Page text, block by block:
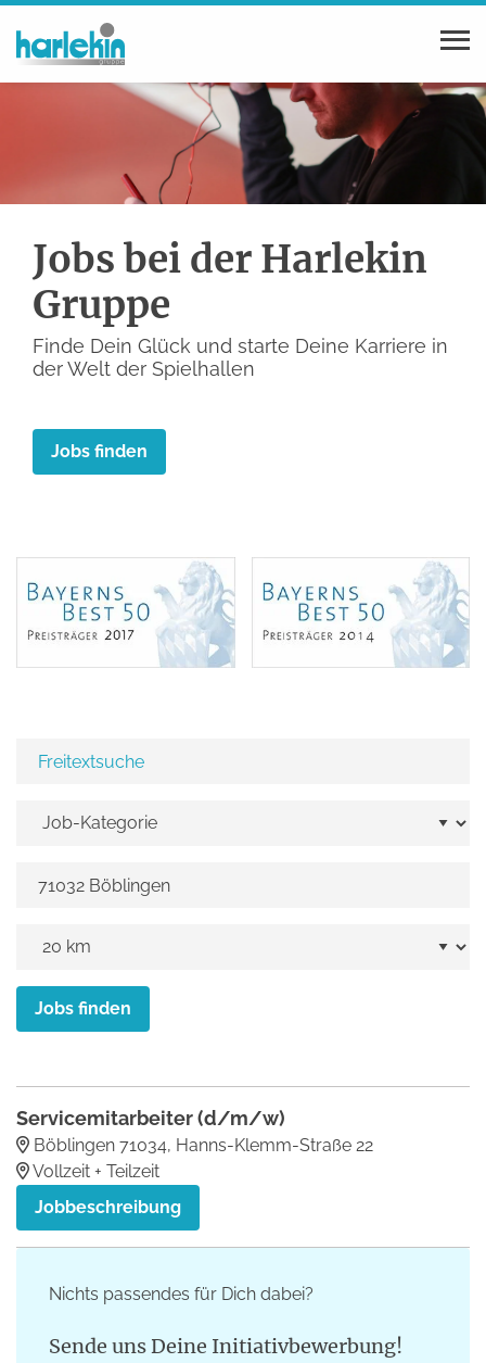
Jobs bei der Harlekin
Gruppe
Finde Dein Glück und starte Deine Karriere in
der Welt der Spielhallen
Jobs finden
Jobs finden
Servicemitarbeiter (d/m/w)
Böblingen 71034, Hanns-Klemm-Straße 22
Vollzeit + Teilzeit
Jobbeschreibung
Nichts passendes für Dich dabei?
Sende uns Deine Initiativbewerbung!